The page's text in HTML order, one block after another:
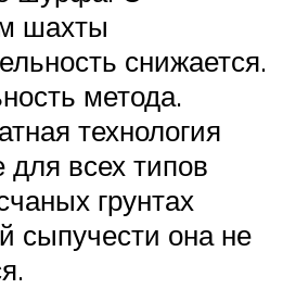
шахты
снижается.
метода.
технология
для всех типов
грунтах
сыпучести она не